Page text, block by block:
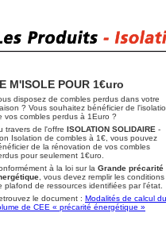
M'ISOLE POUR 1€uro
disposez de combles perdus dans votre
? Vous souhaitez bénéficier de
vos combles perdus à 1Euro ?
travers de l'offre ISOLATION SOLIDAIRE -
Isolation de combles à 1€, vous pouvez
de la rénovation de vos combles
pour seulement 1€uro.
à la loi sur la Grande précarité
, vous devez remplir les conditions
plafond de ressources identifiées par l'état.
le document : Modalités de calcul du
de CEE « précarité énergétique »